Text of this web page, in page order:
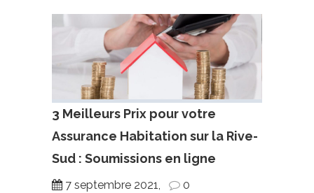
3 Meilleurs Prix pour votre
Assurance Habitation sur la Rive-
Sud : Soumissions en ligne
7 septembre 2021,
0